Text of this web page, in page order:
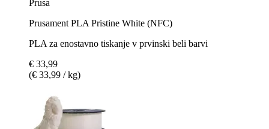
Prusa
Prusament PLA Pristine White (NFC)
PLA za enostavno tiskanje v prvinski beli barvi
€ 33,99
(€ 33,99 / kg)